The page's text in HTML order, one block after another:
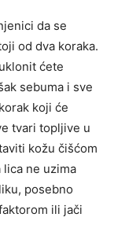
da se
od dva koraka.
ćete
sebuma i sve
koji će
tvari topljive u
kožu čišćom
lica ne uzima
posebno
ili jači